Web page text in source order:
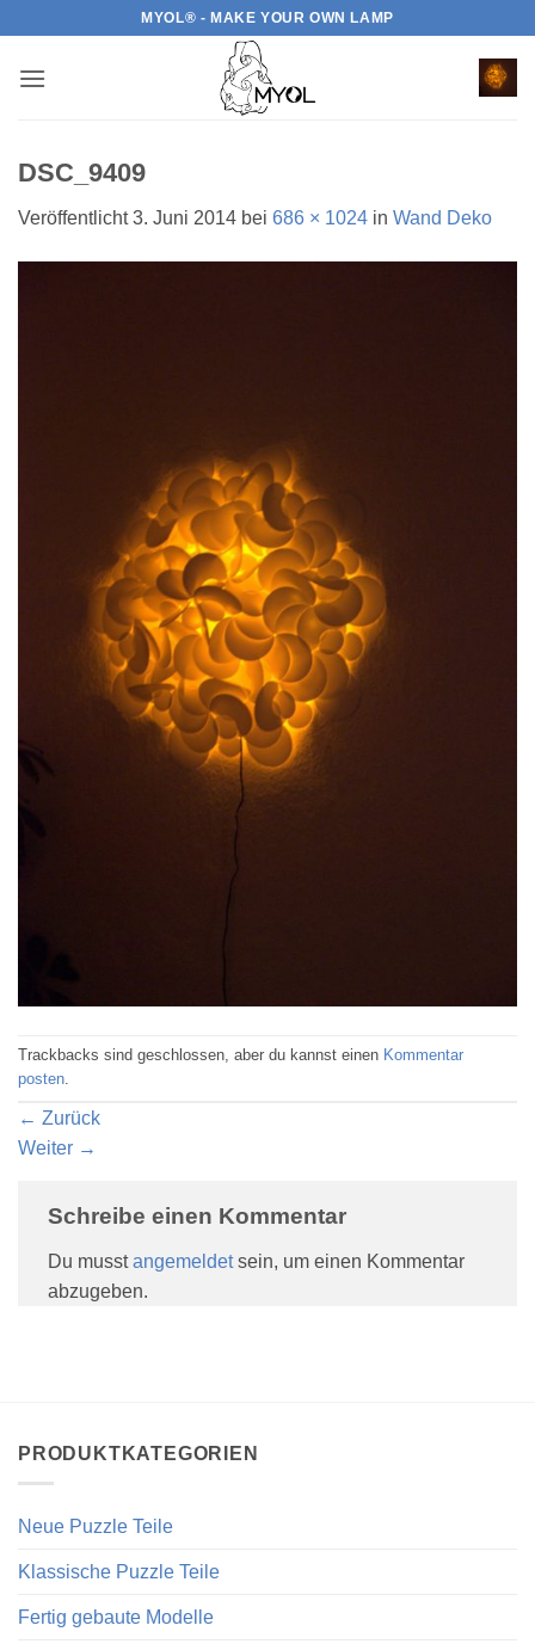
springen
MYOL® - MAKE YOUR OWN LAMP
DSC_9409
Veröffentlicht3. Juni 2014 bei 686 × 1024 in Wand Deko
Trackbacks sind geschlossen, aber du kannst einen Kommentar
posten.
← Zurück
Weiter →
Schreibe einen Kommentar
Du musstangemeldetsein, um einen Kommentar
abzugeben.
PRODUKTKATEGORIEN
Neue Puzzle Teile
Klassische Puzzle Teile
Fertig gebaute Modelle